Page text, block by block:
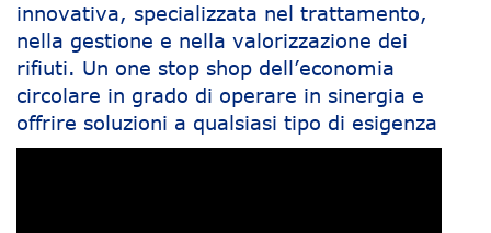
innovativa, specializzata nel trattamento,
nella gestione e nella valorizzazione dei
rifiuti. Un one stop shop dell’economia
circolare in grado di operare in sinergia e
offrire soluzioni a qualsiasi tipo di esigenza